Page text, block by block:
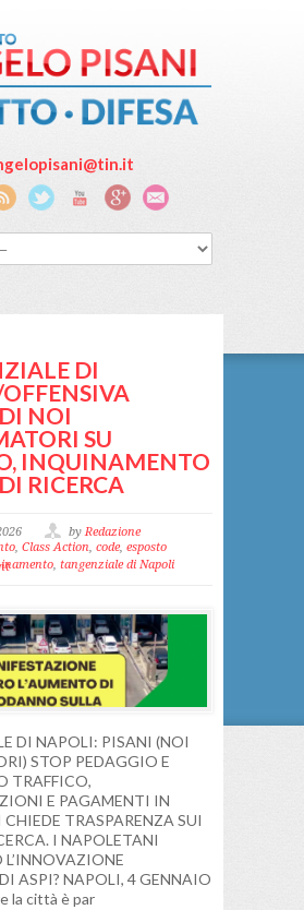
DI
NOI
SU
INQUINAMENTO
RICERCA
byRedazione
, Class Action, code, esposto
, tangenziale di Napoli
DI NAPOLI: PISANI (NOI
STOP PEDAGGIO E
TRAFFICO,
E PAGAMENTI IN
TRASPARENZA SUI
I NAPOLETANI
ASPI? NAPOLI, 4 GENNAIO
la città è par